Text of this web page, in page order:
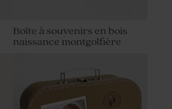
Boîte à souvenirs en bois
naissance montgolfière